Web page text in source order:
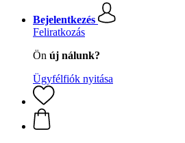
Bejelentkezés
Feliratkozás
Ön új nálunk?
Ügyfélfiók nyitása